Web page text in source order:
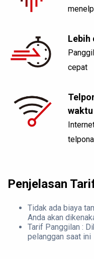
Lebih
cepat
Penjelasan
Tidak ada biaya
Anda akan
Tarif Panggilan :
pelanggan saat ini